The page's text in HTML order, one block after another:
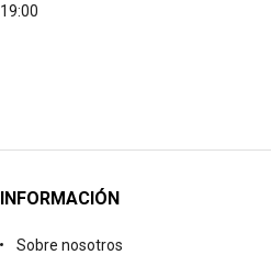
19:00
INFORMACIÓN
Sobre nosotros